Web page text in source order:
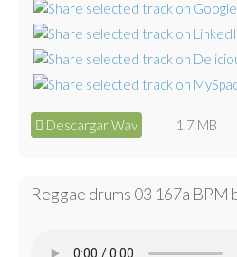
Descargar Wav 1.7 MB
Reggae drums 03 167a BPM